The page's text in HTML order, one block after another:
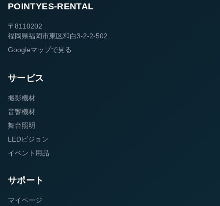
POINTYES-RENTAL
〒8110202
福岡県福岡市東区和白3-2-2-502
Googleマップで見る
サービス
撮影機材
音響機材
舞台照明
LEDビジョン
イベント用品
サポート
マイページ